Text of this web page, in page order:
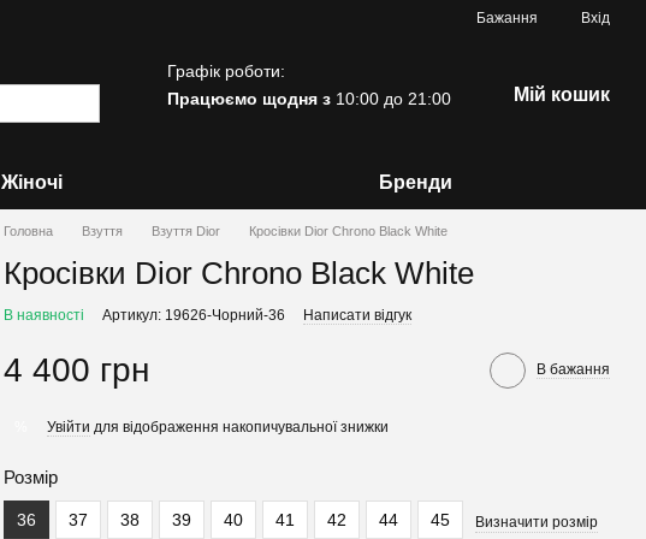
Бажання Вхід
Графік роботи:
Працюємо щодня з 10:00 до 21:00 Мій кошик
Жіночі Бренди
Головна Взуття Взуття Dior Кросівки Dior Chrono Black White
Кросівки Dior Chrono Black White
В наявності Артикул: 19626-Чорний-36 Написати відгук
4 400 грн В бажання
Увійти для відображення накопичувальної знижки
Розмір
36 37 38 39 40 41 42 44 45 Визначити розмір